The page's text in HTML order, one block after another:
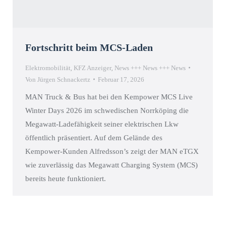
Fortschritt beim MCS-Laden
Elektromobilität KFZ Anzeiger News +++ News +++ News
Von Jürgen Schnackertz Februar 17, 2026
MAN Truck & Bus hat bei den Kempower MCS Live
Winter Days 2026 im schwedischen Norrköping die
Megawatt‑Ladefähigkeit seiner elektrischen Lkw
öffentlich präsentiert. Auf dem Gelände des
Kempower-Kunden Alfredsson’s zeigt der MAN eTGX
wie zuverlässig das Megawatt Charging System (MCS)
bereits heute funktioniert.